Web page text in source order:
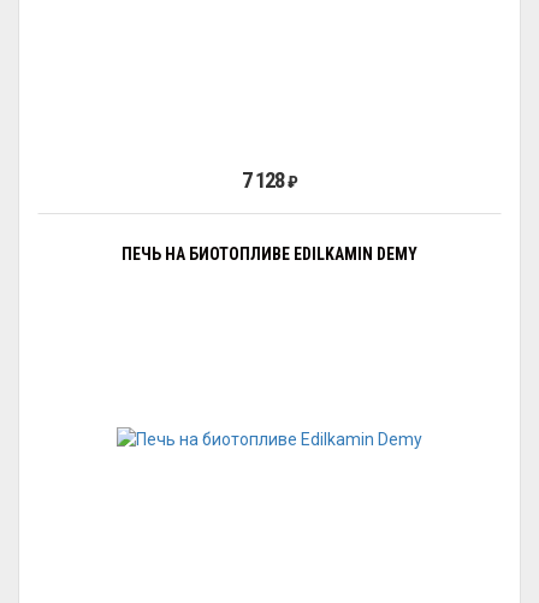
7 128₽
ПЕЧЬ НА БИОТОПЛИВЕ EDILKAMIN DEMY